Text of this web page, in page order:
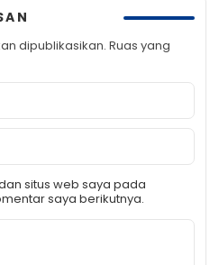
dipublikasikan. Ruas yang
situs web saya pada
saya berikutnya.